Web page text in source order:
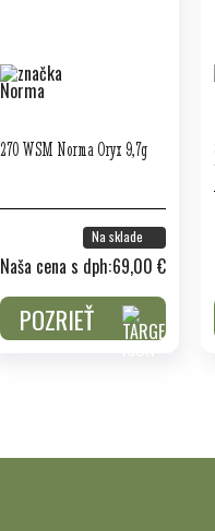
270 WSM Norma Oryx 9,7g
Na sklade
Naša cena s dph:69,00 €
POZRIEŤ